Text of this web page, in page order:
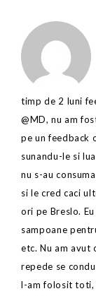
timp de 2 luni
@MD, nu am
pe un feedback
sunandu-le si
nu s-au
si le cred caci
ori pe Breslo.
sampoane
etc. Nu am avut
repede se
l-am folosit toti,